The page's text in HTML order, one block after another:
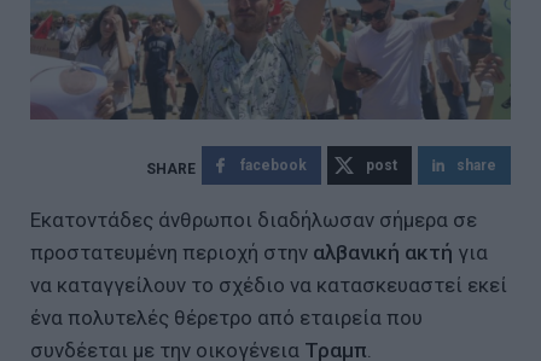
facebook post share
Εκατοντάδες άνθρωποι διαδήλωσαν σήμερα σε
προστατευμένη περιοχή στην αλβανική ακτή για
να καταγγείλουν το σχέδιο να κατασκευαστεί εκεί
ένα πολυτελές θέρετρο από εταιρεία που
συνδέεται με την οικογένεια Τραμπ